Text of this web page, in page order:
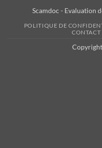
Scamdoc - Evaluation
POLITIQUE DE
CONTACT